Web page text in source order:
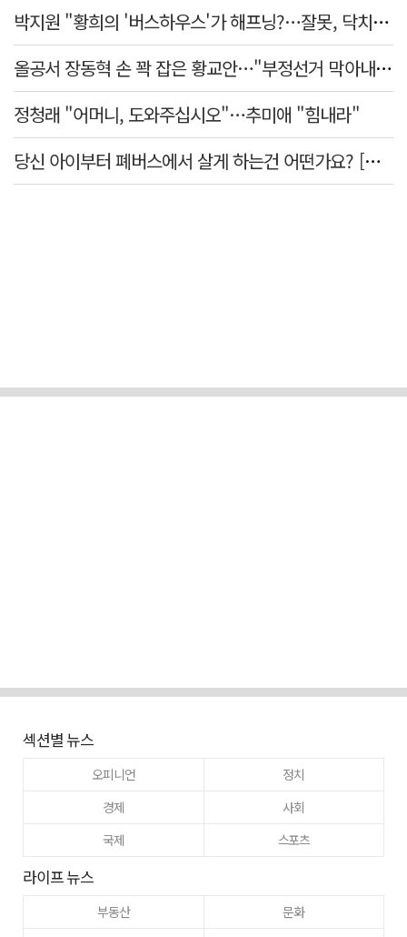
박지원 "황희의 '버스하우스'가 해프닝?…잘못, 닥치고 사과해야"
올공서 장동혁 손 꽉 잡은 황교안…"부정선거 막아내기 함께 하자"
정청래 "어머니, 도와주십시오"…추미애 "힘내라"
당신 아이부터 폐버스에서 살게 하는건 어떤가요? [가스인라이팅]
섹션별 뉴스
오피니언
정치
경제
사회
국제
스포츠
라이프 뉴스
부동산
문화